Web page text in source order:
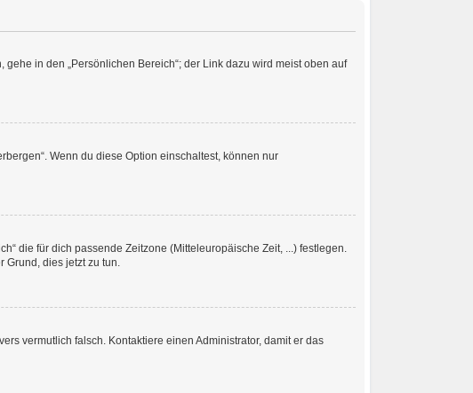
in den „Persönlichen Bereich“; der Link dazu wird meist oben auf
Wenn du diese Option einschaltest, können nur
die für dich passende Zeitzone (Mitteleuropäische Zeit, ...) festlegen.
dies jetzt zu tun.
vermutlich falsch. Kontaktiere einen Administrator, damit er das